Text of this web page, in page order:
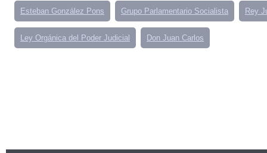
Esteban González Pons Grupo Parlamentario Socialista Rey
Ley Orgánica del Poder Judicial Don Juan Carlos